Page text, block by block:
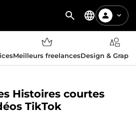
Meilleurs freelancesDesign &
Histoires courtes
TikTok